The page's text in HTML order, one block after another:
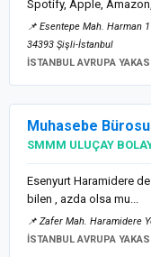
Spotify, Apple,
📌 Esentepe Mah. Harman
34393 Şişli-İstanbul
İSTANBUL AVRUPA
Muhasebe
SMMM ULUÇAY
Esenyurt Haramidere
bilen , azda olsa mu...
📌 Zafer Mah. Haramidere
İSTANBUL AVRUPA